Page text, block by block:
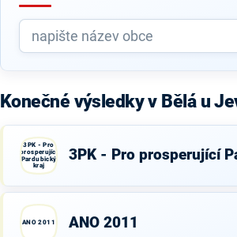
Konečné výsledky v Bělá u
3PK - Pro
prosperující
Pardubický
kraj
3PK - Pro prosperující
ANO 2011 ANO 2011